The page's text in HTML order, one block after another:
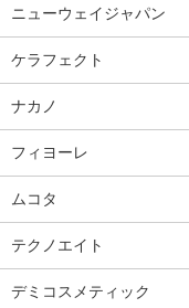
ニューウェイジャパン
ケラフェクト
ナカノ
フィヨーレ
ムコタ
テクノエイト
デミコスメティック